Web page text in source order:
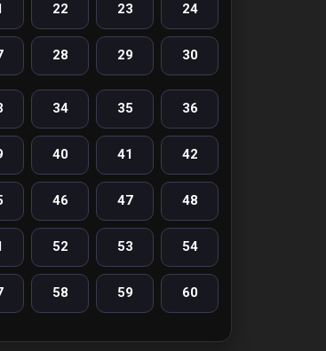
22 23 24
28 29 30
34 35 36
40 41 42
46 47 48
52 53 54
58 59 60